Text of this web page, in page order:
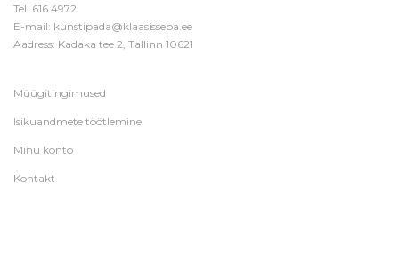
Tel: 616 4972
E-mail: kunstipada@klaasissepa.ee
Aadress: Kadaka tee 2, Tallinn 10621
Müügitingimused
Isikuandmete töötlemine
Minu konto
Kontakt